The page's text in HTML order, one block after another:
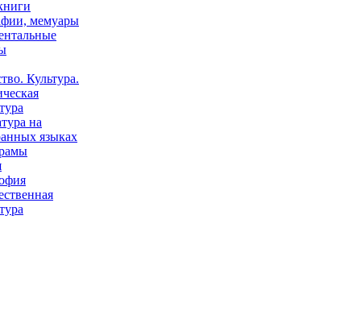
мемуары
Культура.
на
языках